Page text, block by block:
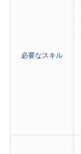
必要なスキル